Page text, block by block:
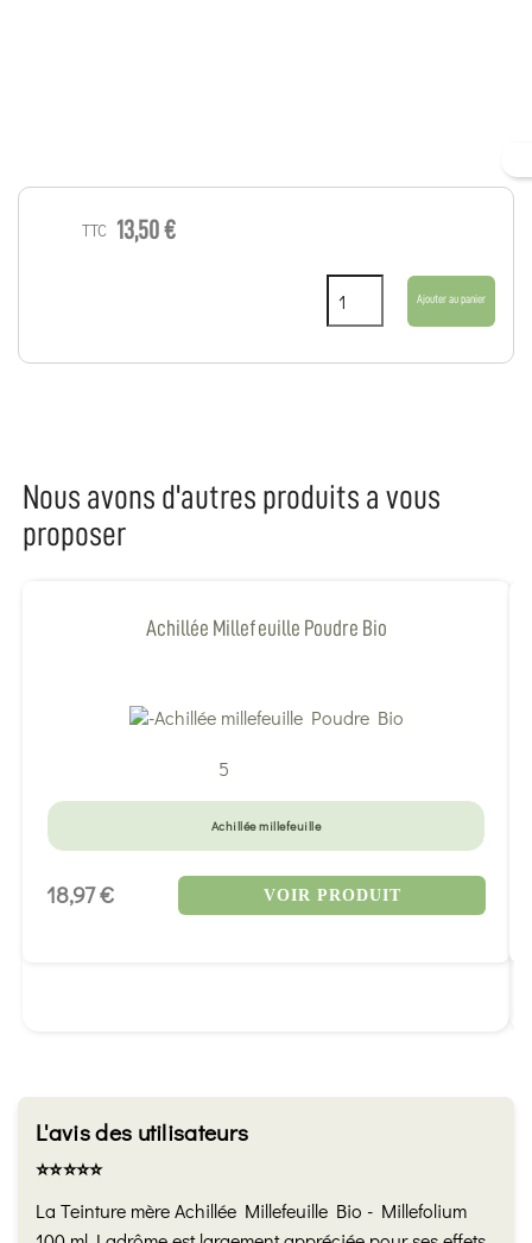
TTC 13,50 €
Ajouter au panier
L'avis des utilisateurs
⭐️⭐️⭐️⭐️⭐️
La Teinture mère Achillée Millefeuille Bio - Millefolium
Nous avons d'autres produits a vous
proposer
Achillée Millefeuille Poudre Bio
5
Achillée millefeuille
18,97 € VOIR PRODUIT